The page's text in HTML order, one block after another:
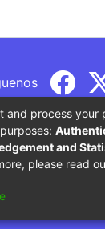
del Ministerio
and process your
and
please read